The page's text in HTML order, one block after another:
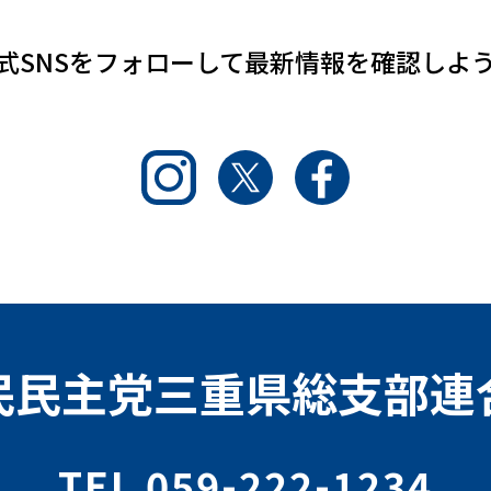
SNSをフォローして最新情報を確認しよ
Instagram Twitter
民主党三重県総支部連